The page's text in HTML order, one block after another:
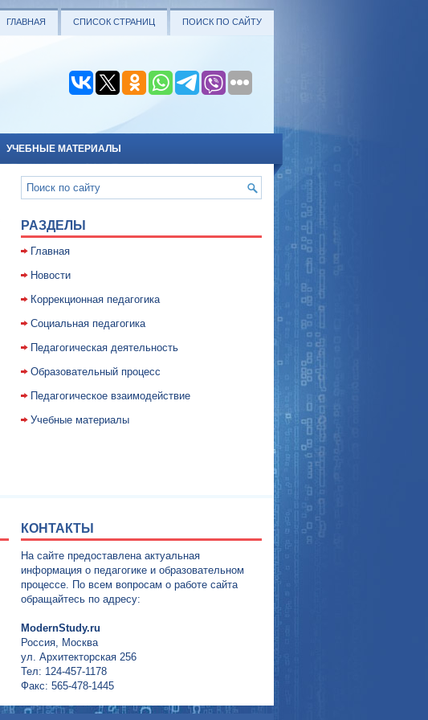
ГЛАВНАЯ СПИСОК СТРАНИЦ ПОИСК ПО САЙТУ
УЧЕБНЫЕ МАТЕРИАЛЫ
РАЗДЕЛЫ
Главная
Новости
Коррекционная педагогика
Социальная педагогика
Педагогическая деятельность
Образовательный процесс
Педагогическое взаимодействие
Учебные материалы
КОНТАКТЫ
На сайте предоставлена актуальная
информация о педагогике и образовательном
процессе. По всем вопросам о работе сайта
обращайтесь по адресу:
ModernStudy.ru
Россия, Москва
ул. Архитекторская 256
Тел: 124-457-1178
Факс: 565-478-1445